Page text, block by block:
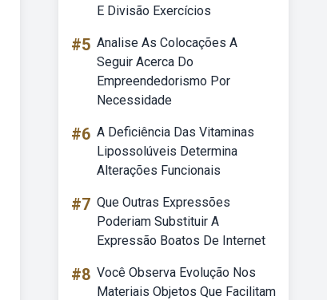
E Divisão Exercícios
#5 Analise As Colocações A
Seguir Acerca Do
Empreendedorismo Por
Necessidade
#6 A Deficiência Das Vitaminas
Lipossolúveis Determina
Alterações Funcionais
#7 Que Outras Expressões
Poderiam Substituir A
Expressão Boatos De Internet
#8 Você Observa Evolução Nos
Materiais Objetos Que Facilitam